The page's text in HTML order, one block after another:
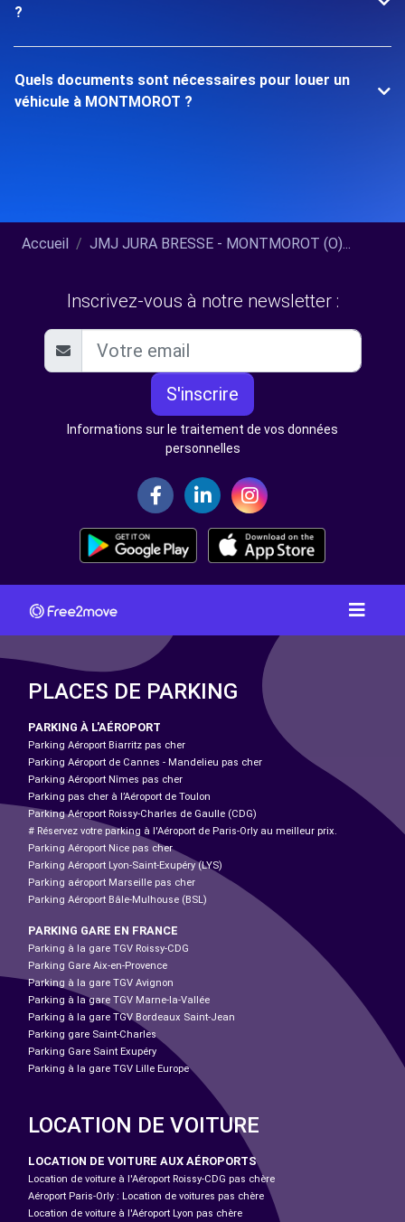
?
Quels documents sont nécessaires pour louer un
véhicule à MONTMOROT ?
Accueil JMJ JURA BRESSE - MONTMOROT (O)...
Inscrivez-vous à notre newsletter :
S'inscrire
Informations sur le traitement de vos données
personnelles
PLACES DE PARKING
PARKING À L'AÉROPORT
Parking Aéroport Biarritz pas cher
Parking Aéroport de Cannes - Mandelieu pas cher
Parking Aéroport Nîmes pas cher
Parking pas cher à l’Aéroport de Toulon
Parking Aéroport Roissy-Charles de Gaulle (CDG)
# Réservez votre parking à l'Aéroport de Paris-Orly au meilleur prix.
Parking Aéroport Nice pas cher
Parking Aéroport Lyon-Saint-Exupéry (LYS)
Parking aéroport Marseille pas cher
Parking Aéroport Bâle-Mulhouse (BSL)
PARKING GARE EN FRANCE
Parking à la gare TGV Roissy-CDG
Parking Gare Aix-en-Provence
Parking à la gare TGV Avignon
Parking à la gare TGV Marne-la-Vallée
Parking à la gare TGV Bordeaux Saint-Jean
Parking gare Saint-Charles
Parking Gare Saint Exupéry
Parking à la gare TGV Lille Europe
LOCATION DE VOITURE
LOCATION DE VOITURE AUX AÉROPORTS
Location de voiture à l'Aéroport Roissy-CDG pas chère
Aéroport Paris-Orly : Location de voitures pas chère
Location de voiture à l'Aéroport Lyon pas chère